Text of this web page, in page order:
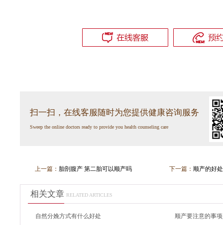
扫一扫，在线客服随时为您提供健康咨询服务
Sweep the online doctors ready to provide you health counseling care
上一篇： 胎剖腹产 第二胎可以顺产吗 下一篇： 顺产的好
相关文章 RELATED ARTICLES
自然分娩方式有什么好处 顺产要注意的事